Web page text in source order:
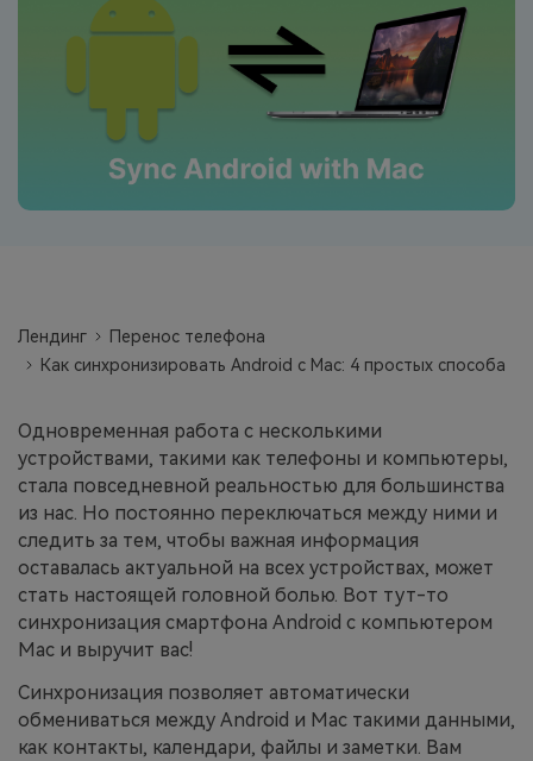
фотографии, видео и многое
другое со смартфона на смартфон,
со смартфона на ПК и наоборот.
восстановление
Перенос плейлистов
Переносите музыкальные
плейлисты с одного потокового
сервиса на другой.
Приложение
Mutsapper
WhatsApp Business без сброса
настроек к заводским.
Лендинг
Перенос телефона
Как синхронизировать Android с Mac: 4 простых способа
Одновременная работа с несколькими
устройствами, такими как телефоны и компьютеры,
стала повседневной реальностью для большинства
из нас. Но постоянно переключаться между ними и
следить за тем, чтобы важная информация
оставалась актуальной на всех устройствах, может
стать настоящей головной болью. Вот тут-то
синхронизация смартфона Android с компьютером
Mac и выручит вас!
Синхронизация позволяет автоматически
обмениваться между Android и Mac такими данными,
как контакты, календари, файлы и заметки. Вам